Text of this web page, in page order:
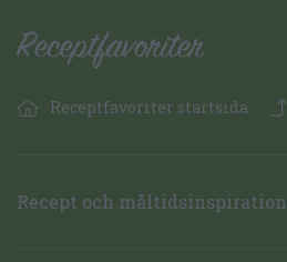
Receptfavoriter startsida
Recept och måltidsinspiration